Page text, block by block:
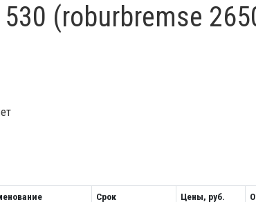
(roburbremse
Срок Цены, руб.